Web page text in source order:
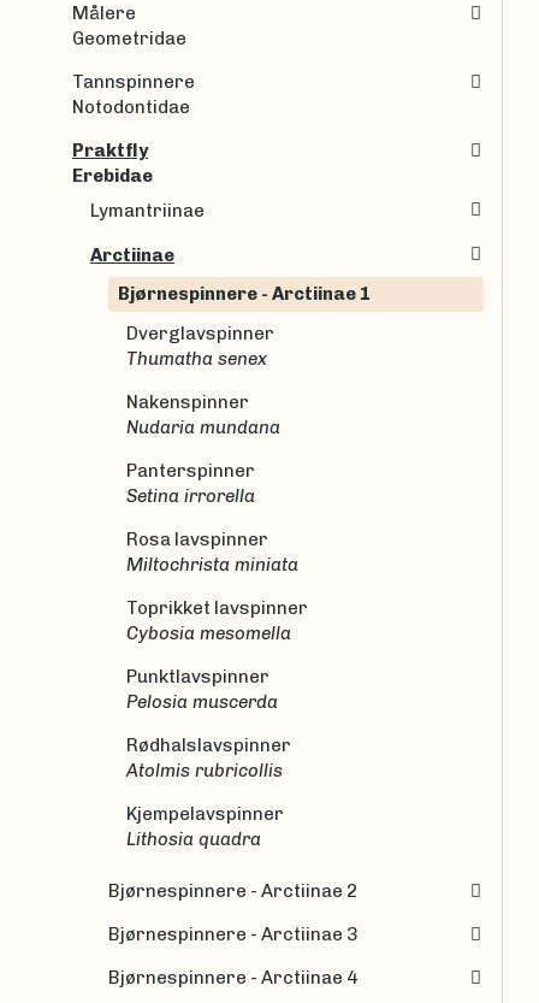
Målere
Geometridae
Tannspinnere
Notodontidae
Praktfly
Erebidae
Lymantriinae
Arctiinae
Bjørnespinnere - Arctiinae 1
Dverglavspinner
Thumatha senex
Nakenspinner
Nudaria mundana
Panterspinner
Setina irrorella
Rosa lavspinner
Miltochrista miniata
Toprikket lavspinner
Cybosia mesomella
Punktlavspinner
Pelosia muscerda
Rødhalslavspinner
Atolmis rubricollis
Kjempelavspinner
Lithosia quadra
Bjørnespinnere - Arctiinae 2
Bjørnespinnere - Arctiinae 3
Bjørnespinnere - Arctiinae 4